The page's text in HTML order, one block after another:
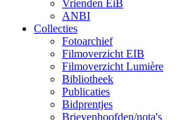
Vrienden EiB
ANBI
Collecties
Fotoarchief
Filmoverzicht EIB
Filmoverzicht Lumière
Bibliotheek
Publicaties
Bidprentjes
Brievenhoofden/nota's